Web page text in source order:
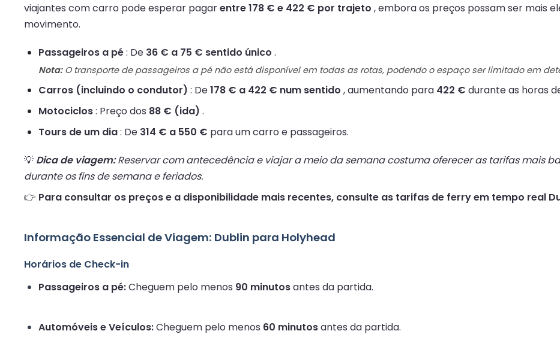
viajantes com carro pode esperar pagarentre 178 € e 422 € por trajeto , embora os preços possam ser mais
movimento.
Passageiros a pé: De 36 € a 75 € sentido único .
Nota:O transporte de passageiros a pé não está disponível em todas as rotas, podendo o espaço ser limitado em
Carros (incluindo o condutor) : De178 € a 422 € num sentido , aumentando para 422 € durante as horas
Motociclos: Preço dos 88 € (ida) .
Tours de um dia: De 314 € a 550 € para um carro e passageiros.
💡 Dica de viagem:Reservar com antecedência e viajar a meio da semana costuma oferecer as tarifas mais
durante os fins de semana e feriados.
👉 Para consultar os preços e a disponibilidade mais recentes, consulte as tarifas de ferry em tempo real
Informação Essencial de Viagem: Dublin para Holyhead
Horários de Check-in
Passageiros a pé:Cheguem pelo menos 90 minutosantes da partida.
Automóveis e Veículos:Cheguem pelo menos 60 minutosantes da partida.